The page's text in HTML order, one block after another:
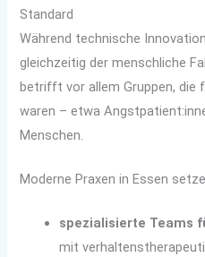
Standard
Während technische
gleichzeitig der menschliche
betrifft vor allem Gruppen, die
waren – etwa
Menschen.
Moderne Praxen in Essen
spezialisierte Teams
mit